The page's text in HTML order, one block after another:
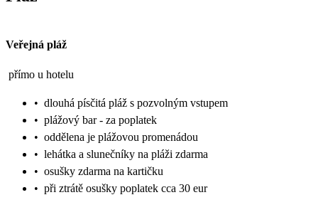
Veřejná pláž
přímo u hotelu
• dlouhá písčitá pláž s pozvolným vstupem
• plážový bar - za poplatek
• oddělena je plážovou promenádou
• lehátka a slunečníky na pláži zdarma
• osušky zdarma na kartičku
• při ztrátě osušky poplatek cca 30 eur